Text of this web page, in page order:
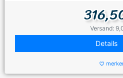
Versand:
Details
favorite_border